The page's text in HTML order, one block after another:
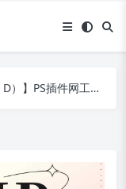
准时更新！（特殊原因除外）
准时更新！（特殊原因除外）